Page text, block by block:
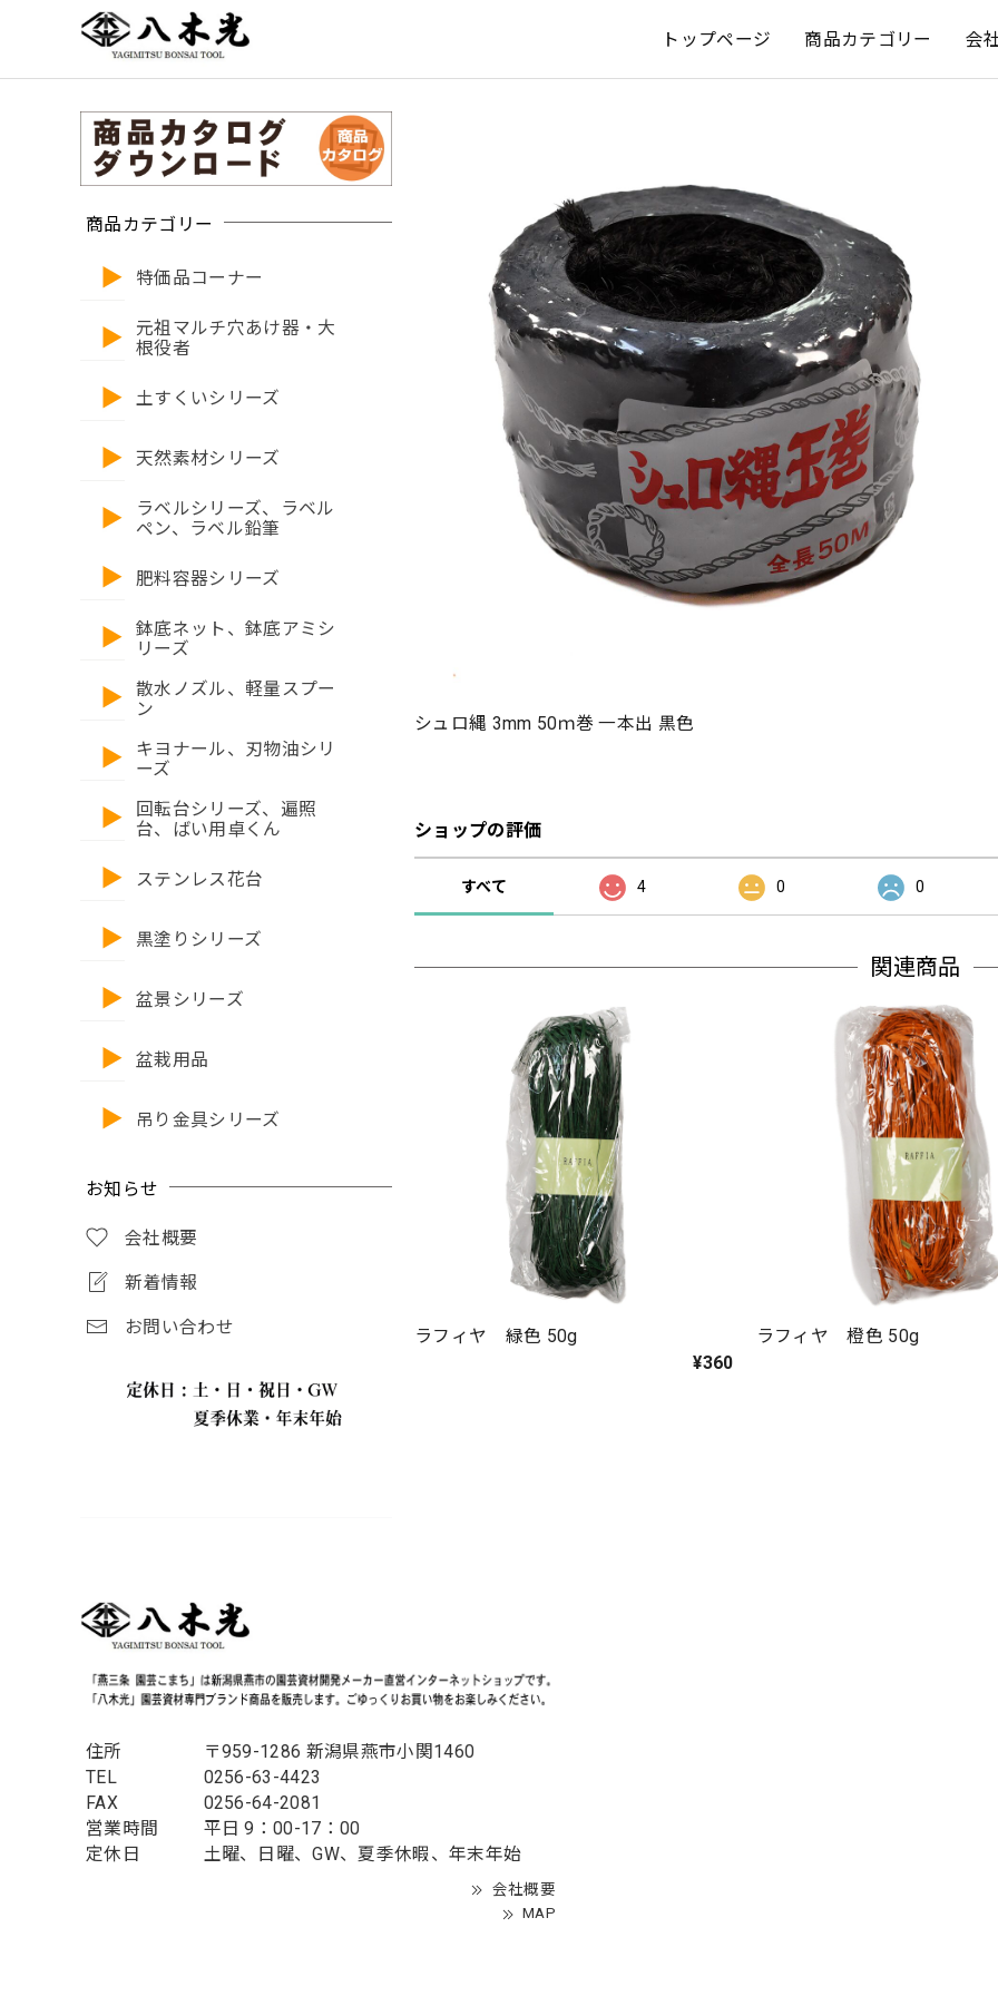
トップページ 商品カテゴリー 会
商品カテゴリー
特価品コーナー
元祖マルチ穴あけ器・大
根役者
土すくいシリーズ
天然素材シリーズ
ラベルシリーズ、ラベル
ペン、ラベル鉛筆
肥料容器シリーズ
鉢底ネット、鉢底アミシ
リーズ
散水ノズル、軽量スプー
ン
キヨナール、刃物油シリ
ーズ
回転台シリーズ、遍照
台、ばい用卓くん
ステンレス花台
黒塗りシリーズ
盆景シリーズ
盆栽用品
吊り金具シリーズ
お知らせ
会社概要
新着情報
お問い合わせ
シュロ縄 3mm 50ｍ巻 一本出 黒色
ショップの評価
すべて 4 0 0
関連商品
ラフィヤ 緑色 50g
¥360
ラフィヤ 橙色 50g
住所
〒959-1286 新潟県燕市小関1460
TEL
0256-63-4423
FAX
0256-64-2081
営業時間
平日 9：00-17：00
定休日
土曜、日曜、GW、夏季休暇、年末年始
会社概要
MAP